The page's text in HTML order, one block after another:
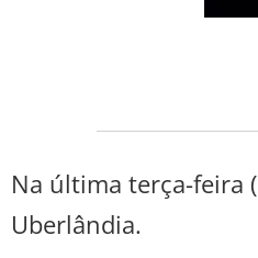
Na última terça-feira
Uberlândia.